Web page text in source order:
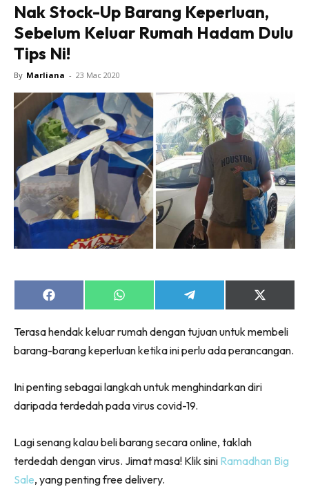
Nak Stock-Up Barang Keperluan,
Sebelum Keluar Rumah Hadam Dulu
Tips Ni!
By Marliana - 23 Mac 2020
Share
on
Share
on
Share
on
Share
on
(Twitter)
Terasa hendak keluar rumah dengan tujuan untuk membeli
barang-barang keperluan ketika ini perlu ada perancangan.
Ini penting sebagai langkah untuk menghindarkan diri
daripada terdedah pada virus covid-19.
Lagi senang kalau beli barang secara online, taklah
terdedah dengan virus. Jimat masa! Klik sini Ramadhan Big
Sale, yang penting free delivery.